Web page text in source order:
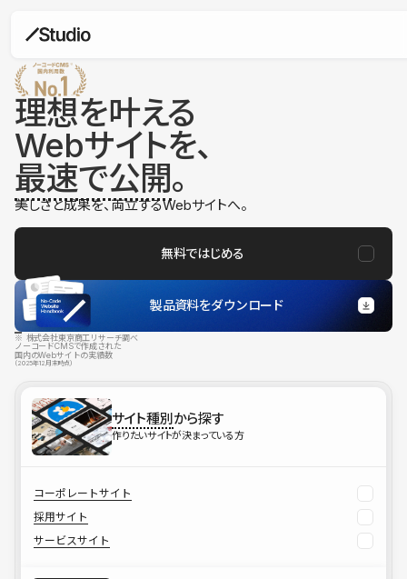
理想を叶える
Webサイトを、
最速で公開。
美しさと成果を、両立するWebサイトへ。
無料ではじめる
製品資料をダウンロード
※ 株式会社東京商工リサーチ調べ
ノーコードCMSで作成された
国内のWebサイトの実績数
（2025年12月末時点）
サイト種別から探す
作りたいサイトが決まっている方
コーポレートサイト
採用サイト
サービスサイト